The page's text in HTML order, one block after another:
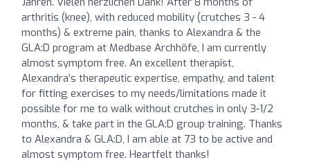
arthritis (knee), with reduced mobility (crutches 3 - 4
months) & extreme pain, thanks to Alexandra & the
GLA:D program at Medbase Archhöfe, I am currently
almost symptom free. An excellent therapist,
Alexandra’s therapeutic expertise, empathy, and talent
for fitting exercises to my needs/limitations made it
possible for me to walk without crutches in only 3-1/2
months, & take part in the GLA:D group training. Thanks
to Alexandra & GLA:D, I am able at 73 to be active and
almost symptom free. Heartfelt thanks!